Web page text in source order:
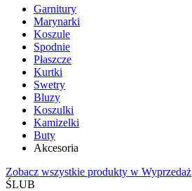
Garnitury
Marynarki
Koszule
Spodnie
Płaszcze
Kurtki
Swetry
Bluzy
Koszulki
Kamizelki
Buty
Akcesoria
Zobacz wszystkie produkty w Wyprzedaż
ŚLUB